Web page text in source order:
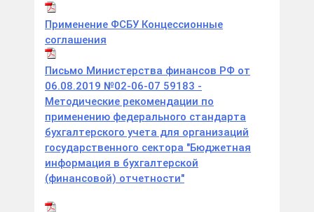
Применение ФСБУ Концессионные
соглашения
Письмо Министерства финансов РФ от
06.08.2019 №02-06-07 59183 -
Методические рекомендации по
применению федерального стандарта
бухгалтерского учета для организаций
государственного сектора "Бюджетная
информация в бухгалтерской
(финансовой) отчетности"